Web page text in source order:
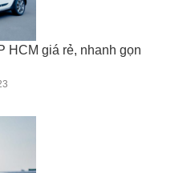
HCM giá rẻ, nhanh gọn